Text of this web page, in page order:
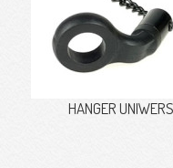
HANGER